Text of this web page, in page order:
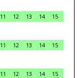
11 12 13 14
15
11 12 13 14
15
11 12 13 14
15